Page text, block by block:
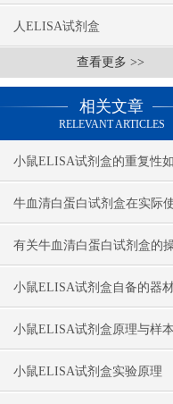
人ELISA试剂盒
查看更多 >>
相关文章
RELEVANT ARTICLES
小鼠ELISA试剂盒的重复性
估？
牛血清白蛋白试剂盒在实际
分为多种类型测定
有关牛血清白蛋白试剂盒的
骤，以下有详细说明
小鼠ELISA试剂盒自备的器
小鼠ELISA试剂盒原理与样
小鼠ELISA试剂盒实验原理